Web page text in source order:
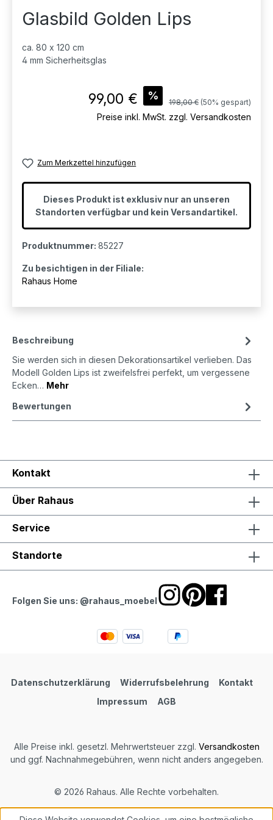
Glasbild Golden Lips
ca. 80 x 120 cm
4 mm Sicherheitsglas
Verkaufspreis:
99,00 € % Regulärer Preis:
198,00 € (50% gespart)
Preise inkl. MwSt. zzgl. Versandkosten
Zum Merkzettel hinzufügen
Dieses Produkt ist exklusiv nur an unseren
Standorten verfügbar und kein Versandartikel.
Produktnummer: 85227
Zu besichtigen in der Filiale:
Rahaus Home
Beschreibung
Sie werden sich in diesen Dekorationsartikel verlieben. Das
Modell Golden Lips ist zweifelsfrei perfekt, um vergessene
Ecken… Mehr
Bewertungen
Kontakt
Über Rahaus
Service
Standorte
Folgen Sie uns: @rahaus_moebel
Datenschutzerklärung Widerrufsbelehrung
Kontakt
Impressum
AGB
Alle Preise inkl. gesetzl. Mehrwertsteuer zzgl. Versandkosten
und ggf. Nachnahmegebühren, wenn nicht anders angegeben.
© 2026 Rahaus. Alle Rechte vorbehalten.